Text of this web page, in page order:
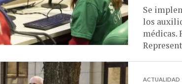
Se
los
médicas.
ACTUALIDAD